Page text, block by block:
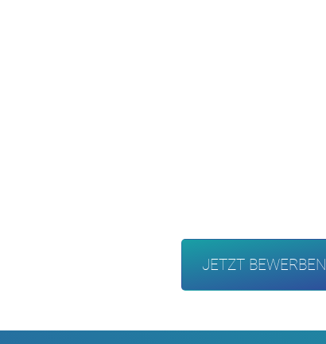
JETZT BEWERBEN